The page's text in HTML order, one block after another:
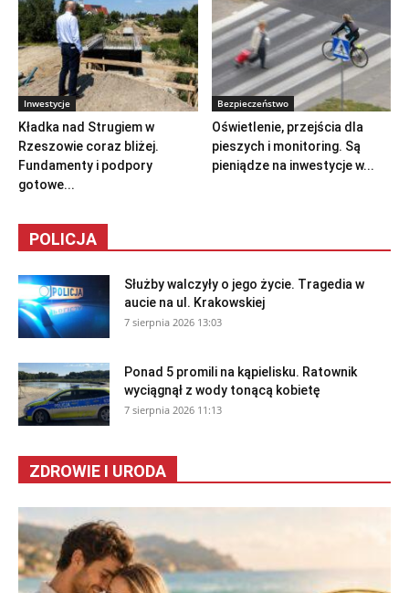
Inwestycje
Kładka nad Strugiem w
Rzeszowie coraz bliżej.
Fundamenty i podpory
gotowe...
Bezpieczeństwo
Oświetlenie, przejścia dla
pieszych i monitoring. Są
pieniądze na inwestycje w...
POLICJA
Służby walczyły o jego życie. Tragedia w
aucie na ul. Krakowskiej
7 sierpnia 2026 13:03
Ponad 5 promili na kąpielisku. Ratownik
wyciągnął z wody tonącą kobietę
7 sierpnia 2026 11:13
ZDROWIE I URODA